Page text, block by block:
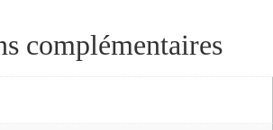
complémentaires